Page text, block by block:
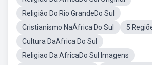
Religião Do Rio GrandeDo Sul
Cristianismo NaÁfrica Do Sul
5
Cultura DaAfrica Do Sul
Religiao Da AfricaDo Sul Imagens